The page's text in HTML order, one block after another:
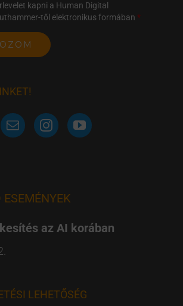
kapni a Human Digital
től elektronikus formában
az AI korában
LEHETŐSÉG